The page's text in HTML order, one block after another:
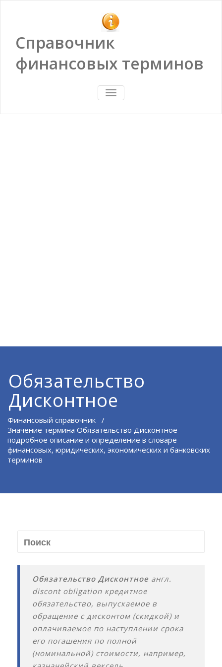
Справочник
финансовых терминов
ПОКАЗАТЬ/
СКРЫТЬ
Обязательство
Дисконтное
Финансовый справочник /
Значение термина Обязательство Дисконтное
подробное описание и определение в словаре
финансовых, юридических, экономических и банковских
терминов
Обязательство Дисконтное англ.
discont obligation кредитное
обязательство, выпускаемое в
обращение с дисконтом (скидкой) и
оплачиваемое по наступлении срока
его погашения по полной
(номинальной) стоимости, например,